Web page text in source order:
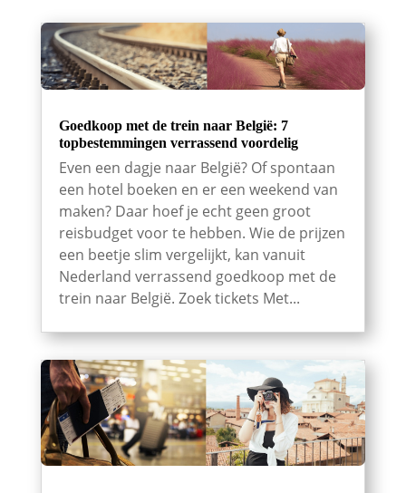
Goedkoop met de trein naar België: 7
topbestemmingen verrassend voordelig
Even een dagje naar België? Of spontaan
een hotel boeken en er een weekend van
maken? Daar hoef je echt geen groot
reisbudget voor te hebben. Wie de prijzen
een beetje slim vergelijkt, kan vanuit
Nederland verrassend goedkoop met de
trein naar België. Zoek tickets Met...